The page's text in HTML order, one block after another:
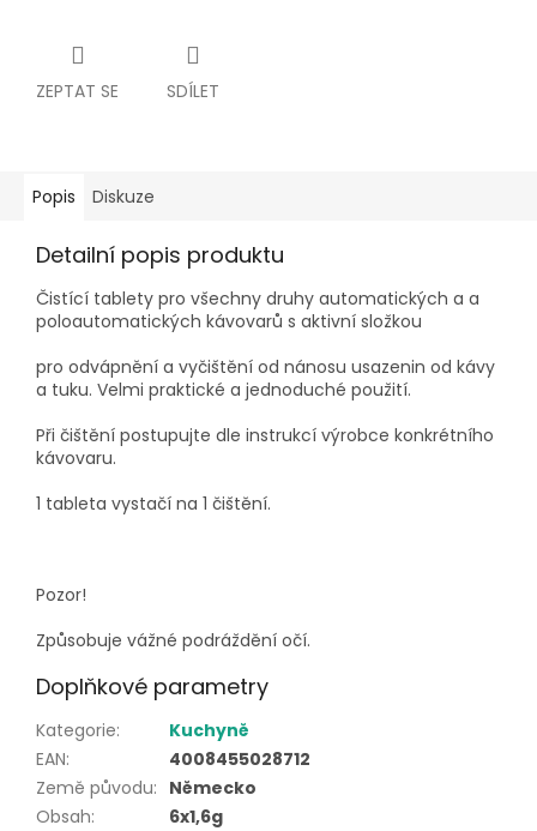
ZEPTAT SE SDÍLET
Popis Diskuze
Detailní popis produktu
Čistící tablety pro všechny druhy automatických a a
poloautomatických kávovarů s aktivní složkou
pro odvápnění a vyčištění od nánosu usazenin od kávy
a tuku. Velmi praktické a jednoduché použití.
Při čištění postupujte dle instrukcí výrobce konkrétního
kávovaru.
1 tableta vystačí na 1 čištění.
Pozor!
Způsobuje vážné podráždění očí.
Doplňkové parametry
Kategorie:
Kuchyně
EAN:
4008455028712
Země původu: Německo
Obsah: 6x1,6g